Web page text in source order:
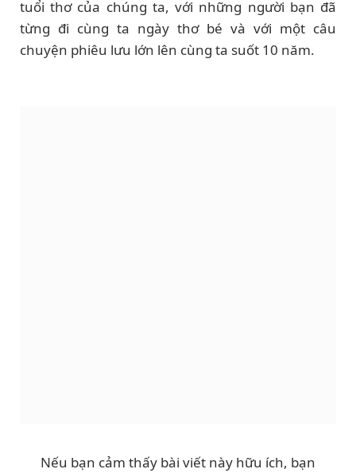
tuổi thơ của chúng ta, với những người bạn đã
từng đi cùng ta ngày thơ bé và với một câu
chuyện phiêu lưu lớn lên cùng ta suốt 10 năm.
Nếu bạn cảm thấy bài viết này hữu ích, bạn